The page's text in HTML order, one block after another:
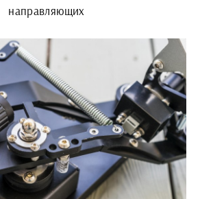
направляющих